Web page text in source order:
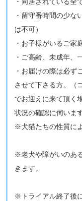
・同居されている全
・留守番時間の少な
は不可）
・お子様がいるご家
・ご高齢、未成年、
・お届けの際は必ず
させて下さる方。（
でお迎えに来て頂く
状況の確認に伺います
※​​犬猫たちの性質に
​※老犬や障がいのあ
きます。
​​※トライアル終了後